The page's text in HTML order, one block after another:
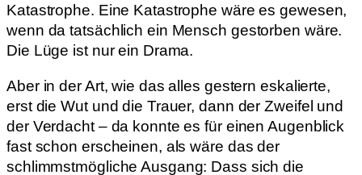
Katastrophe. Eine Katastrophe wäre es gewesen,
wenn da tatsächlich ein Mensch gestorben wäre.
Die Lüge ist nur ein Drama.
Aber in der Art, wie das alles gestern eskalierte,
erst die Wut und die Trauer, dann der Zweifel und
der Verdacht – da konnte es für einen Augenblick
fast schon erscheinen, als wäre das der
schlimmstmögliche Ausgang: Dass sich die